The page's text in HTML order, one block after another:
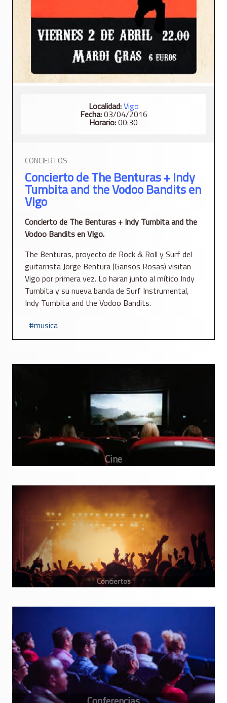
Localidad:Vigo
Fecha:03/04/2016
Horario:00:30
CONCIERTOS
Concierto de The Benturas + Indy
Tumbita and the Vodoo Bandits en
VIgo
Concierto de The Benturas + Indy Tumbita and the
Vodoo Bandits en VIgo.
The Benturas, proyecto de Rock & Roll y Surf del
guitarrista Jorge Bentura (Gansos Rosas) visitan
Vigo por primera vez. Lo haran junto al mítico Indy
Tumbita y su nueva banda de Surf Instrumental,
Indy Tumbita and the Vodoo Bandits.
musica